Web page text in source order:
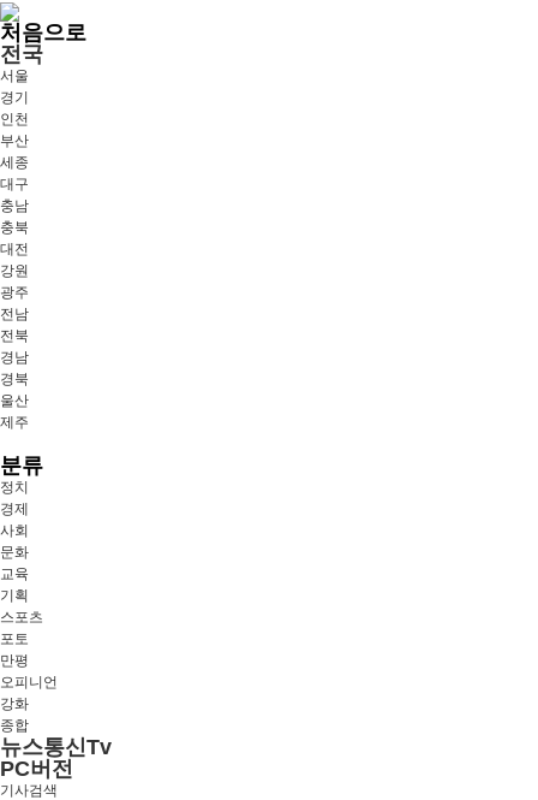
처음으로
전국
서울
경기
인천
부산
세종
대구
충남
충북
대전
강원
광주
전남
전북
경남
경북
울산
제주
분류
정치
경제
사회
문화
교육
기획
스포츠
포토
만평
오피니언
강화
종합
뉴스통신Tv
PC버전
기사검색